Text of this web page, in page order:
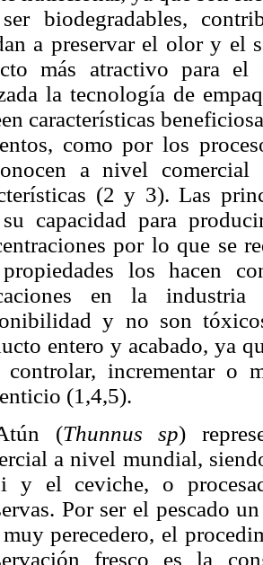
biodegradables,
a preservar el olor y el
más atractivo para
la tecnología de
características
como por los
a nivel
(2 y 3). Las
capacidad para
por lo que se
los hacen
en la
y no son
entero y acabado, ya
controlar, incrementar o
(1,4,5).
(Thunnus sp)
a nivel mundial,
y el ceviche, o
Por ser el pescado
perecedero, el
fresco es la